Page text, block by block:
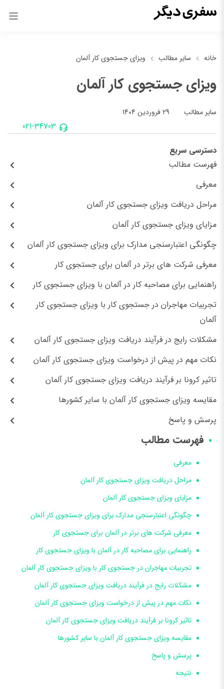
خانه سایر مطالب ویزای جستجوی کار آلمان
ویزای جستجوی کار آلمان
سایر مطالب 29 فروردین 1404
021-34703
دسترسی سریع
فهرست مطالب
معرفی
مراحل دریافت ویزای جستجوی کار آلمان
مزایای ویزای جستجوی کار آلمان
چگونگی اعتبارسنجی مدارک برای ویزای جستجوی کار آلمان
معرفی شرکت های برتر در آلمان برای جستجوی کار
راهنمایی برای مصاحبه کار در آلمان با ویزای جستجوی کار
تجربیات مهاجران در جستجوی کار با ویزای جستجوی کار
آلمان
مشکلات رایج در فرآیند دریافت ویزای جستجوی کار آلمان
نکات مهم در پیش از درخواست ویزای جستجوی کار آلمان
تاثیر کرونا بر فرآیند دریافت ویزای جستجوی کار آلمان
مقایسه ویزای جستجوی کار آلمان با سایر کشورها
پرسش و پاسخ
فهرست مطالب
معرفی
مراحل دریافت ویزای جستجوی کار آلمان
مزایای ویزای جستجوی کار آلمان
چگونگی اعتبارسنجی مدارک برای ویزای جستجوی کار آلمان
معرفی شرکت های برتر در آلمان برای جستجوی کار
راهنمایی برای مصاحبه کار در آلمان با ویزای جستجوی کار
تجربیات مهاجران در جستجوی کار با ویزای جستجوی کار آلمان
مشکلات رایج در فرآیند دریافت ویزای جستجوی کار آلمان
نکات مهم در پیش از درخواست ویزای جستجوی کار آلمان
تاثیر کرونا بر فرآیند دریافت ویزای جستجوی کار آلمان
مقایسه ویزای جستجوی کار آلمان با سایر کشورها
پرسش و پاسخ
نتیجه